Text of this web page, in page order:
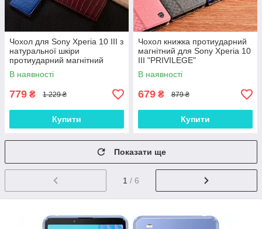
Чохол для Sony Xperia 10 III з
натуральної шкіри
протиударний магнітний
книжка з підставкою "LUXOR"
В наявності
779 ₴ 1 229 ₴
Купити
Чохол книжка протиударний
магнітний для Sony Xperia 10
III "PRIVILEGE"
В наявності
679 ₴ 879 ₴
Купити
Показати ще
1 / 6